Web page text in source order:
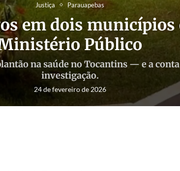
Justiça Parauapebas
em dois municípios
Público
na saúde no Tocantins — e a
investigação.
24 de fevereiro de 2026